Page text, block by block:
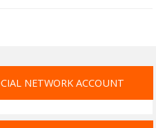
NETWORK ACCOUNT